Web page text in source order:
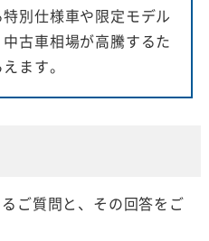
別仕様車や限定モデル
古車相場が高騰するた
ます。
ご質問と、その回答をご